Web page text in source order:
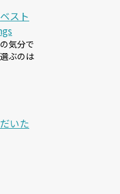
スト
気分で
ぶのは
いた